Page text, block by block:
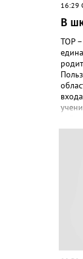
16:29
В
ТОР
в
в